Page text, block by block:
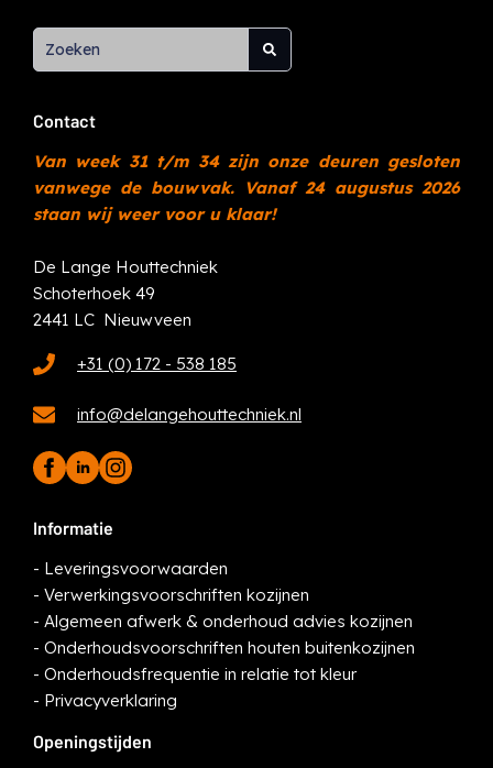
Contact
Van week 31 t/m 34 zijn onze deuren gesloten
vanwege de bouwvak. Vanaf 24 augustus 2026
staan wij weer voor u klaar!
De Lange Houttechniek
Schoterhoek 49
2441 LC Nieuwveen
+31 (0) 172 - 538 185
info@delangehouttechniek.nl
Informatie
- Leveringsvoorwaarden
- Verwerkingsvoorschriften kozijnen
- Algemeen afwerk & onderhoud advies kozijnen
- Onderhoudsvoorschriften houten buitenkozijnen
- Onderhoudsfrequentie in relatie tot kleur
- Privacyverklaring
Openingstijden